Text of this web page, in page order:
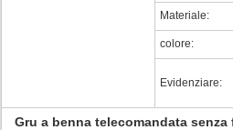
Materiale:
colore:
Evidenziare:
Gru a benna telecomandata